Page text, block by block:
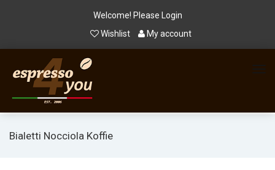
Welcome! Please
Login
Wishlist
My account
Bialetti Nocciola Koffie